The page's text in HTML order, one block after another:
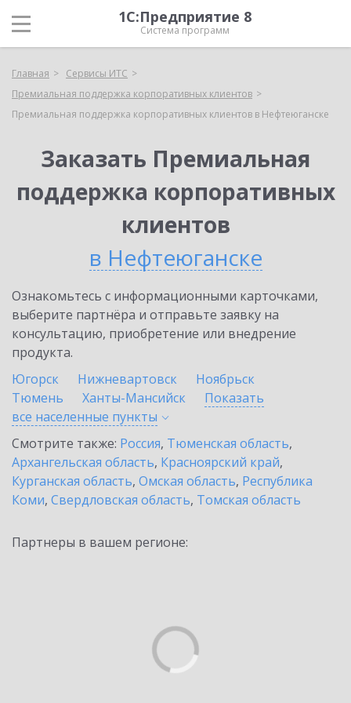
1С:Предприятие 8
Система программ
Главная
Сервисы ИТС
Премиальная поддержка корпоративных клиентов
Премиальная поддержка корпоративных клиентов в Нефтеюганске
Заказать Премиальная
поддержка корпоративных
клиентов
в Нефтеюганске
Ознакомьтесь с информационными карточками,
выберите партнёра и отправьте заявку на
консультацию, приобретение или внедрение
продукта.
Югорск
Нижневартовск
Ноябрьск
Тюмень
Ханты-Мансийск
Показать
все населенные пункты
Смотрите также: Россия, Тюменская область,
Архангельская область, Красноярский край,
Курганская область, Омская область, Республика
Коми, Свердловская область, Томская область
Партнеры в вашем регионе: